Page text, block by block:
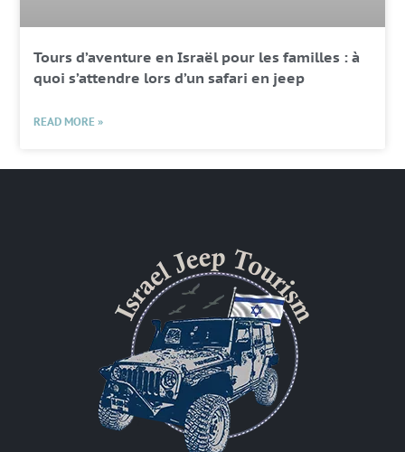
Tours d’aventure en Israël pour les familles : à
quoi s’attendre lors d’un safari en jeep
READ MORE »